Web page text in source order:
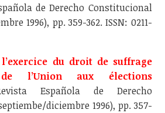
de Derecho Constitucional
1996), pp. 359-362. ISSN: 0211-
du droit de suffrage
l’Union aux élections
Española de Derecho
diciembre 1996), pp. 357-